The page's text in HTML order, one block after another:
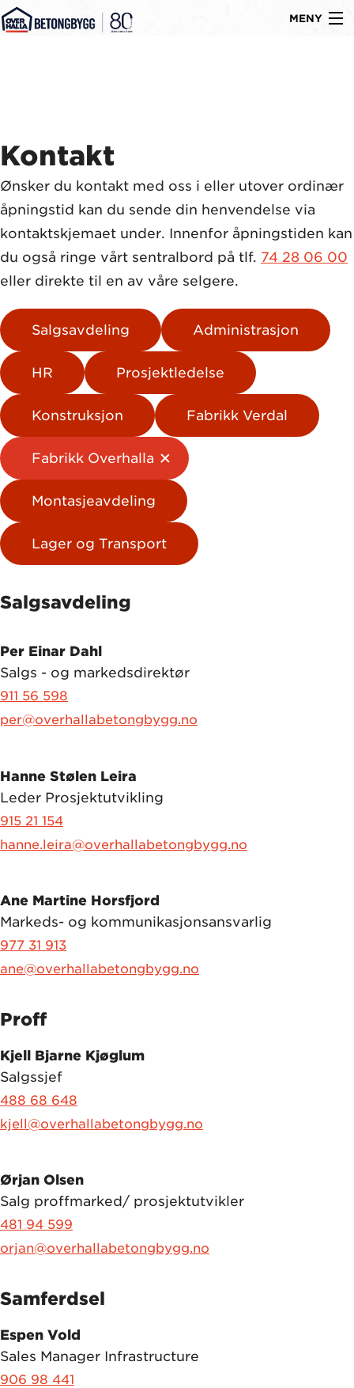
MENY
Referanser
Nyheter
Ledige stillinger
Kontakt
Kontakt
Ønsker du kontakt med oss i eller utover ordinær
åpningstid kan du sende din henvendelse via
kontaktskjemaet under. Innenfor åpningstiden kan
du også ringe vårt sentralbord på tlf. 74 28 06 00
eller direkte til en av våre selgere.
Salgsavdeling Administrasjon
HR Prosjektledelse
Konstruksjon Fabrikk Verdal
Fabrikk Overhalla
Montasjeavdeling
Lager og Transport
Salgsavdeling
Per Einar Dahl
Salgs - og markedsdirektør
911 56 598
per@overhallabetongbygg.no
Hanne Stølen Leira
Leder Prosjektutvikling
915 21 154
hanne.leira@overhallabetongbygg.no
Ane Martine Horsfjord
Markeds- og kommunikasjonsansvarlig
977 31 913
ane@overhallabetongbygg.no
Proff
Kjell Bjarne Kjøglum
Salgssjef
488 68 648
kjell@overhallabetongbygg.no
Ørjan Olsen
Salg proffmarked/ prosjektutvikler
481 94 599
orjan@overhallabetongbygg.no
Samferdsel
Espen Vold
Sales Manager Infrastructure
906 98 441